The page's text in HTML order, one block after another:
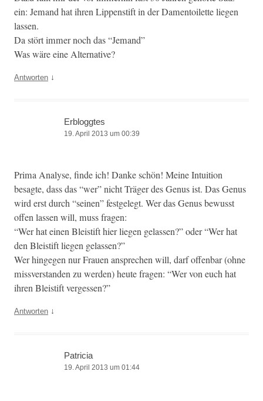
ein: Jemand hat ihren Lip­pen­s­tift in der Damen­toi­lette liegen
lassen.
Da stört immer noch das “Jemand”
Was wäre eine Alternative?
Antworten ↓
Erbloggtes
19. April 2013 um 00:39
Pri­ma Analyse, finde ich! Danke schön! Meine Intu­ition
besagte, dass das “wer” nicht Träger des Genus ist. Das Genus
wird erst durch “seinen” fest­gelegt. Wer das Genus bewusst
offen lassen will, muss fragen:
“Wer hat einen Bleis­tift hier liegen gelassen?” oder “Wer hat
den Bleis­tift liegen gelassen?”
Wer hinge­gen nur Frauen ansprechen will, darf offen­bar (ohne
missver­standen zu wer­den) heute fra­gen: “Wer von euch hat
ihren Bleis­tift vergessen?”
Antworten ↓
Patricia
19. April 2013 um 01:44